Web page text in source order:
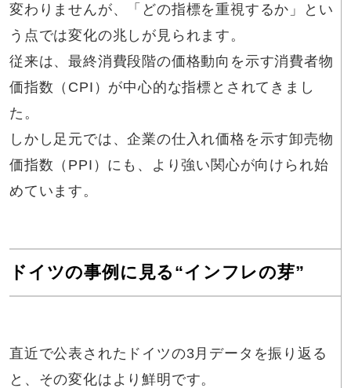
変わりませんが、「どの指標を重視するか」とい
う点では変化の兆しが見られます。
従来は、最終消費段階の価格動向を示す消費者物
価指数（CPI）が中心的な指標とされてきまし
た。
しかし足元では、企業の仕入れ価格を示す卸売物
価指数（PPI）にも、より強い関心が向けられ始
めています。
ドイツの事例に見る“インフレの芽”
直近で公表されたドイツの3月データを振り返る
と、その変化はより鮮明です。